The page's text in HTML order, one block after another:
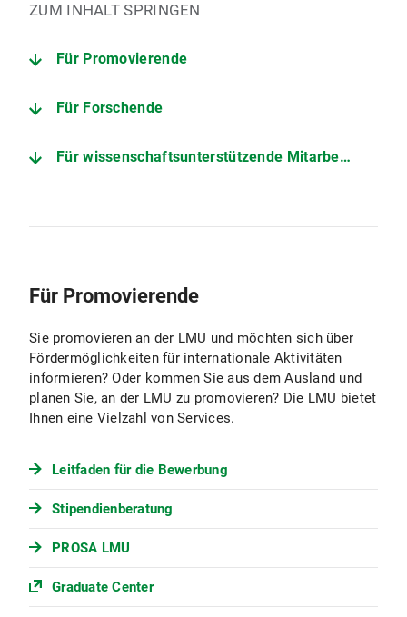
ZUM INHALT SPRINGEN
Für Promovierende
Für Forschende
Für wissenschaftsunterstützende Mitarbeitende
Für Promovierende
Sie promovieren an der LMU und möchten sich über
Fördermöglichkeiten für internationale Aktivitäten
informieren? Oder kommen Sie aus dem Ausland und
planen Sie, an der LMU zu promovieren? Die LMU bietet
Ihnen eine Vielzahl von Services.
Leitfaden für die Bewerbung
Stipendienberatung
PROSA LMU
Graduate Center